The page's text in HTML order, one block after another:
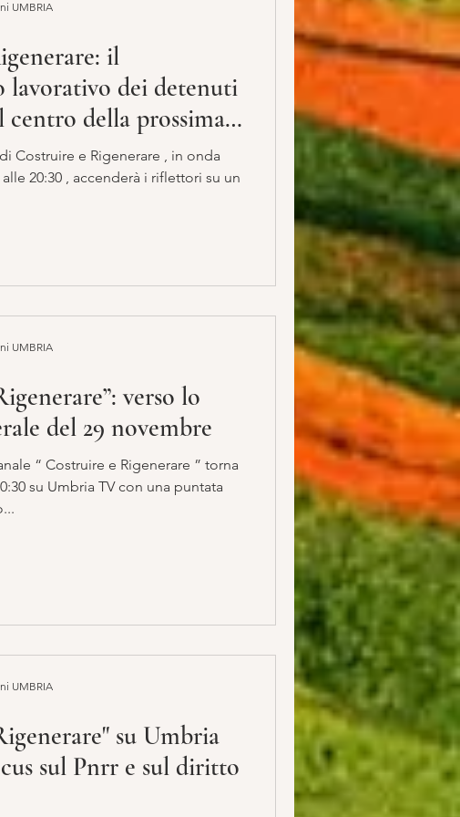
il
lavorativo dei detenuti
centro della prossima
Costruire e Rigenerare , in onda
20:30 , accenderà i riflettori su un
UMBRIA
verso lo
del 29 novembre
“ Costruire e Rigenerare ” torna
TV con una puntata
UMBRIA
su Umbria
sul Pnrr e sul diritto
UMBRIA